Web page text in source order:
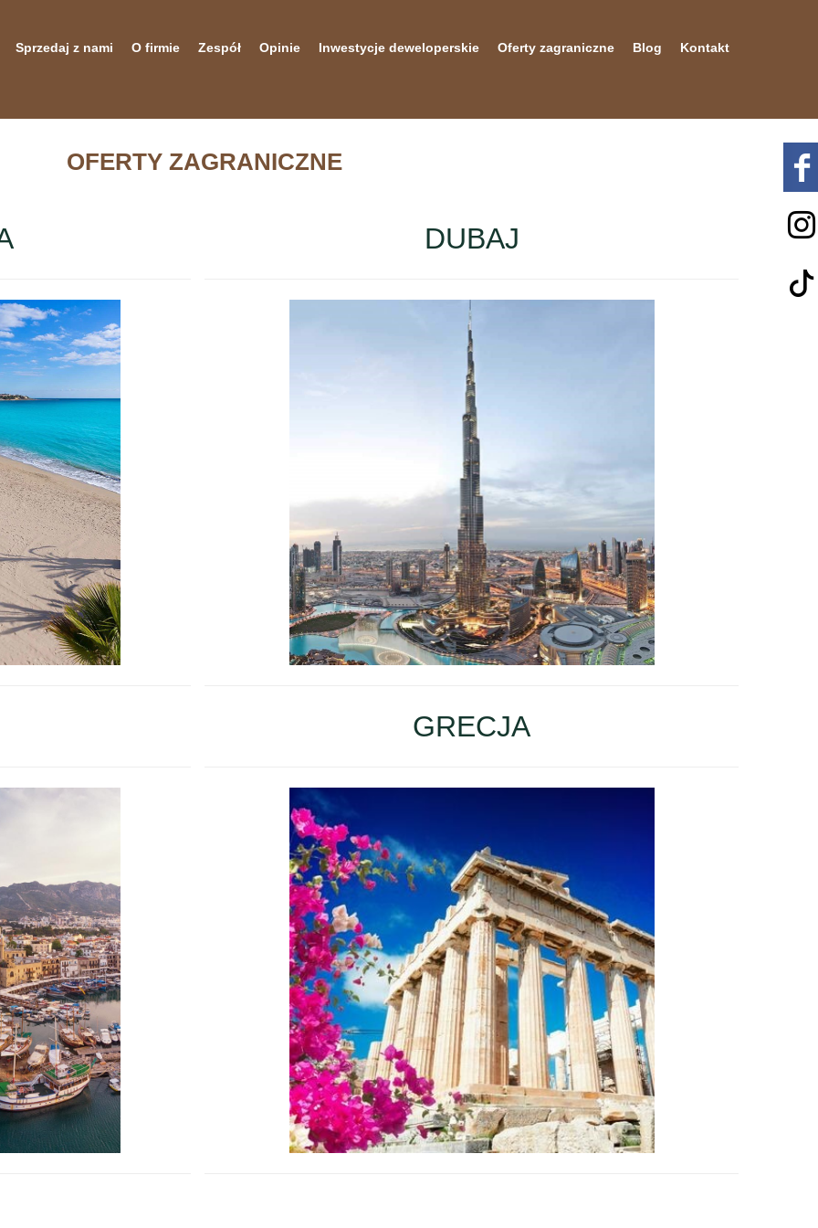
Sprzedaj z nami O firmie Zespół Opinie Inwestycje deweloperskie Oferty zagraniczne Blog Kontakt
OFERTY ZAGRANICZNE
DUBAJ
GRECJA